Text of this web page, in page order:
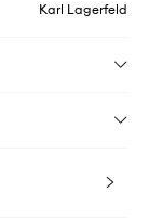
Karl Lagerfeld